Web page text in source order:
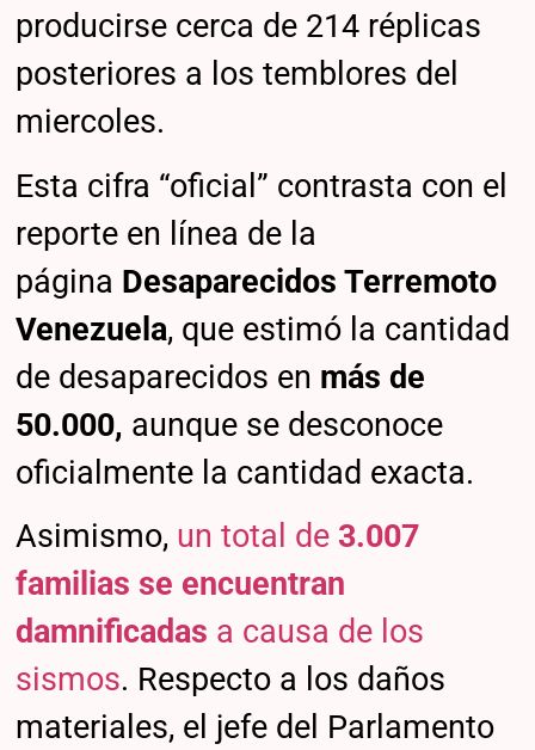
producirse cerca de 214 réplicas
posteriores a los temblores del
miercoles.
Esta cifra “oficial” contrasta con el
reporte en línea de la
página Desaparecidos Terremoto
Venezuela, que estimó la cantidad
de desaparecidos en más de
50.000, aunque se desconoce
oficialmente la cantidad exacta.
Asimismo, un total de3.007
familias se encuentran
damnificadas a causa de los
sismos. Respecto a los daños
materiales, el jefe del Parlamento